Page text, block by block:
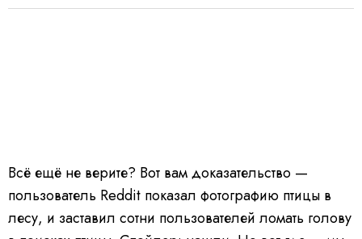
Всё ещё не верите? Вот вам доказательство —
пользователь Reddit показал фотографию птицы в
лесу, и заставил сотни пользователей ломать голову